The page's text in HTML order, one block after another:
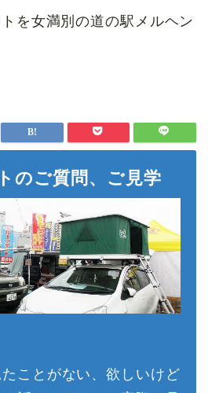
を女満別の道の駅メルヘン
のご質問、ご見学
ことがない、欲しいけど